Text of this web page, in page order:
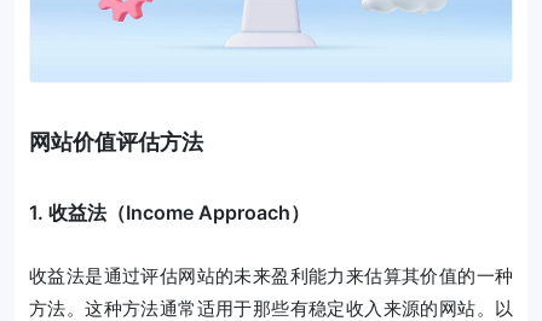
网站价值评估方法
1. 收益法（Income Approach）
收益法是通过评估网站的未来盈利能力来估算其价值的一种
方法。这种方法通常适用于那些有稳定收入来源的网站。以